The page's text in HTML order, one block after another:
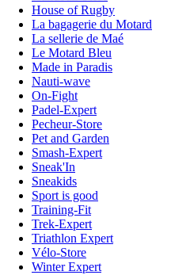
House of Rugby
La bagagerie du Motard
La sellerie de Maé
Le Motard Bleu
Made in Paradis
Nauti-wave
On-Fight
Padel-Expert
Pecheur-Store
Pet and Garden
Smash-Expert
Sneak'In
Sneakids
Sport is good
Training-Fit
Trek-Expert
Triathlon Expert
Vélo-Store
Winter Expert